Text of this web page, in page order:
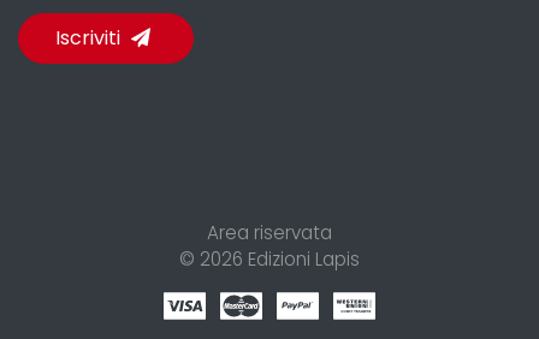
Iscriviti
Area riservata
© 2026 Edizioni Lapis